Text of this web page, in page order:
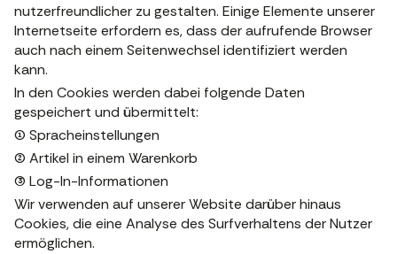
nutzerfreundlicher zu gestalten. Einige Elemente unserer
Internetseite erfordern es, dass der aufrufende Browser
auch nach einem Seitenwechsel identifiziert werden
kann.
In den Cookies werden dabei folgende Daten
gespeichert und übermittelt:
(1) Spracheinstellungen
(2) Artikel in einem Warenkorb
(3) Log-In-Informationen
Wir verwenden auf unserer Website darüber hinaus
Cookies, die eine Analyse des Surfverhaltens der Nutzer
ermöglichen.